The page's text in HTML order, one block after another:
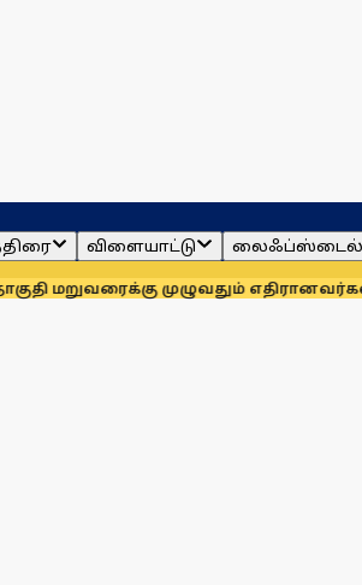
விளையாட்டு லைஃப்ஸ்டைல்
முழுவதும் எதிரானவர்கள் அல்லர்: